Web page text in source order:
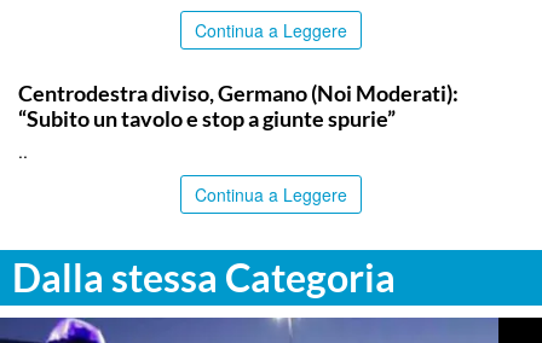
Continua a Leggere
Centrodestra diviso, Germano (Noi Moderati):
“Subito un tavolo e stop a giunte spurie”
..
Continua a Leggere
Dalla stessa Categoria